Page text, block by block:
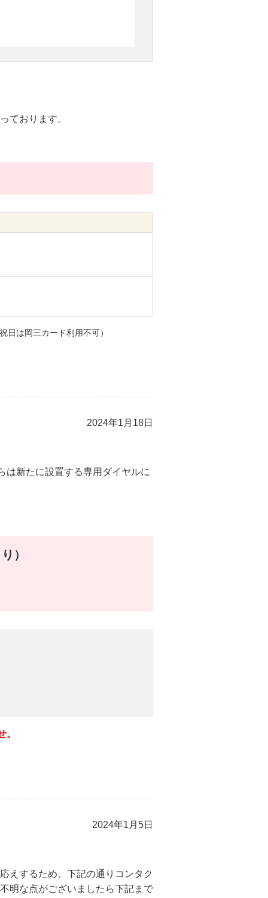
ております。
日は岡三カード利用不可）
2024年1月18日
は新たに設置する専用ダイヤルに
）
2024年1月5日
えするため、下記の通りコンタク
明な点がございましたら下記まで